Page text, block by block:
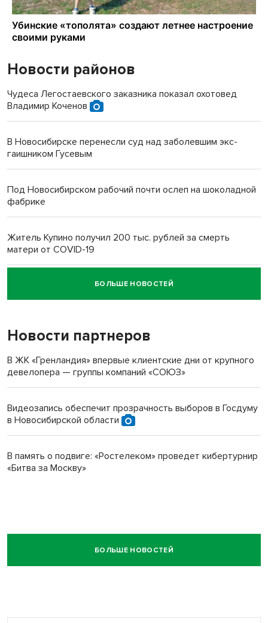
Новости районов
Чудеса Легостаевского заказника показал охотовед
Владимир Коченов
В Новосибирске перенесли суд над заболевшим экс-
гаишником Гусевым
Под Новосибирском рабочий почти ослеп на шоколадной
фабрике
Житель Купино получил 200 тыс. рублей за смерть
матери от COVID-19
Новосибирский суд наказал водителя за смерть
пенсионерки на вокзале
БОЛЬШЕ НОВОСТЕЙ
Новости партнеров
В ЖК «Гренландия» впервые клиентские дни от крупного
девелопера — группы компаний «СОЮЗ»
Видеозапись обеспечит прозрачность выборов в Госдуму
в Новосибирской области
В память о подвиге: «Ростелеком» проведет кибертурнир
«Битва за Москву»
БОЛЬШЕ НОВОСТЕЙ